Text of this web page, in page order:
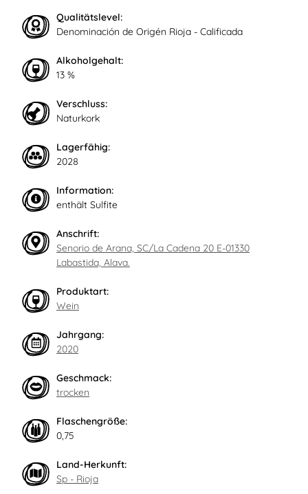
Qualitätslevel:
Denominación de Origén Rioja - Calificada
Alkoholgehalt:
13 %
Verschluss:
Naturkork
Lagerfähig:
2028
Information:
enthält Sulfite
Anschrift:
Senorio de Arana, SC/La Cadena 20 E-01330
Labastida, Alava.
Produktart:
Wein
Jahrgang:
2020
Geschmack:
trocken
Flaschengröße:
0,75
Land-Herkunft:
Sp - Rioja